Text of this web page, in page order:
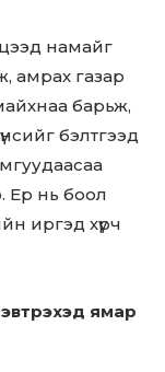
намайг
амрах газар
барьж,
бэлтгээд
Ер нь боол
иргэд хүрч
ямар